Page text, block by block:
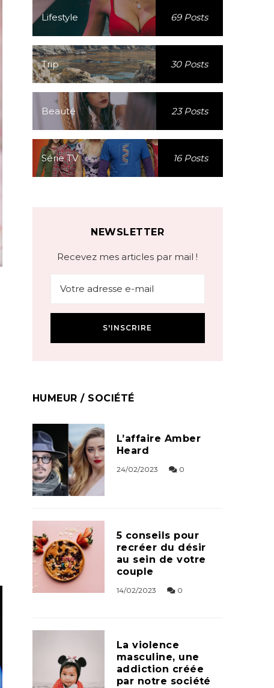
Lifestyle 69 Posts
Trip 30 Posts
Beauté 23 Posts
Série TV 16 Posts
NEWSLETTER
Recevez mes articles par mail !
HUMEUR / SOCIÉTÉ
L’affaire Amber
Heard
24/02/2023 0
5 conseils pour
recréer du désir
au sein de votre
couple
14/02/2023 0
La violence
masculine, une
addiction créée
par notre société